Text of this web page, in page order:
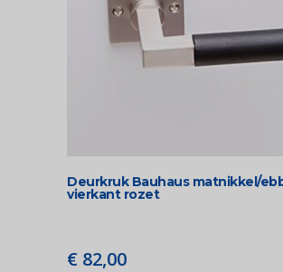
Deurkruk Bauhaus matnikkel/
vierkant rozet
€ 82,00